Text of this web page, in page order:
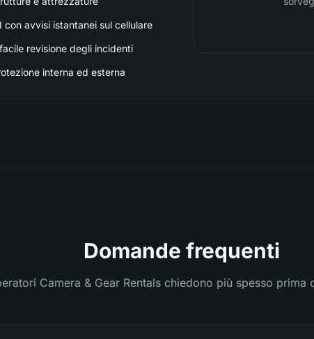
avvisi istantanei sul cellulare
revisione degli incidenti
interna ed esterna
Domande frequenti
Camera & Gear Rentals chiedono più spesso prima